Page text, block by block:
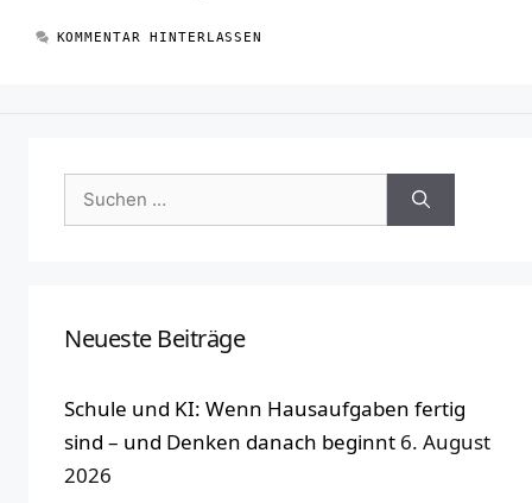
KOMMENTAR HINTERLASSEN
Suchen
nach:
Neueste Beiträge
Schule und KI: Wenn Hausaufgaben fertig
sind – und Denken danach beginnt 6. August
2026